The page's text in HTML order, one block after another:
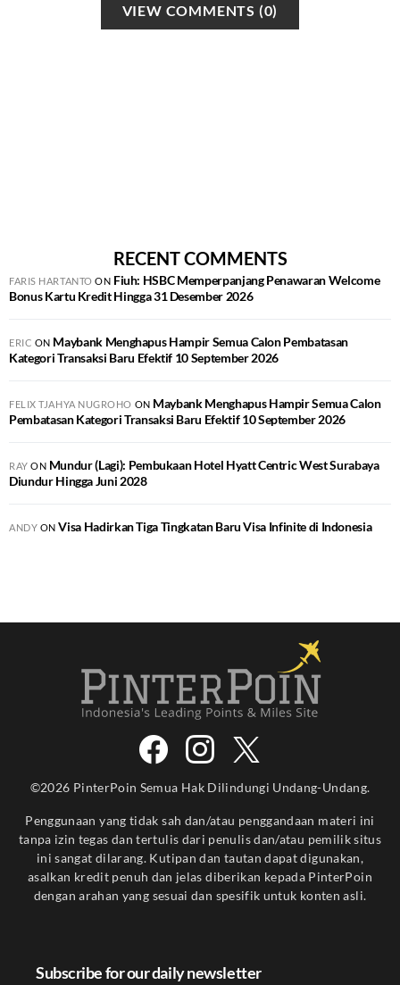
VIEW COMMENTS (0)
RECENT COMMENTS
FARIS HARTANTO ON Fiuh: HSBC Memperpanjang Penawaran Welcome
Bonus Kartu Kredit Hingga 31 Desember 2026
ERIC ON Maybank Menghapus Hampir Semua Calon Pembatasan
Kategori Transaksi Baru Efektif 10 September 2026
FELIX TJAHYA NUGROHO ON Maybank Menghapus Hampir Semua Calon
Pembatasan Kategori Transaksi Baru Efektif 10 September 2026
RAY ON Mundur (Lagi): Pembukaan Hotel Hyatt Centric West Surabaya
Diundur Hingga Juni 2028
ANDY ONVisa Hadirkan Tiga Tingkatan Baru Visa Infinite di Indonesia
©2026 PinterPoin Semua Hak Dilindungi Undang-Undang.
Penggunaan yang tidak sah dan/atau penggandaan materi ini
tanpa izin tegas dan tertulis dari penulis dan/atau pemilik situs
ini sangat dilarang. Kutipan dan tautan dapat digunakan,
asalkan kredit penuh dan jelas diberikan kepada PinterPoin
dengan arahan yang sesuai dan spesifik untuk konten asli.
Subscribe for our daily newsletter